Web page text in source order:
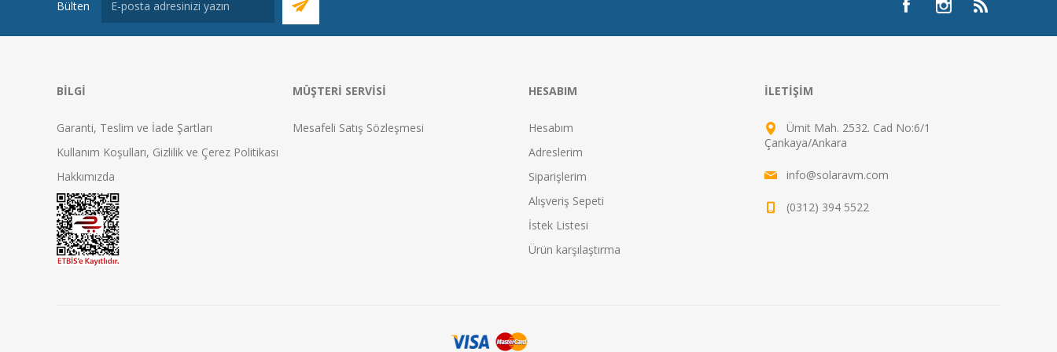
Bülten
BILGI
Garanti, Teslim ve İade Şartları
Kullanım Koşulları, Gizlilik ve Çerez Politikası
Hakkımızda
MÜŞTERI SERVISI
Mesafeli Satış Sözleşmesi
HESABIM
Hesabım
Adreslerim
Siparişlerim
Alışveriş Sepeti
İstek Listesi
Ürün karşılaştırma
İLETIŞIM
Ümit Mah. 2532. Cad No:6/1
Çankaya/Ankara
info@solaravm.com
(0312) 394 5522